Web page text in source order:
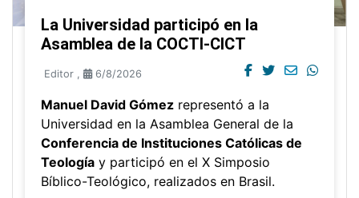
La Universidad participó en la
Asamblea de la COCTI-CICT
Editor , 6/8/2026
Manuel David Gómez representó a la
Universidad en la Asamblea General de la
Conferencia de Instituciones Católicas de
Teología y participó en el X Simposio
Bíblico-Teológico, realizados en Brasil.